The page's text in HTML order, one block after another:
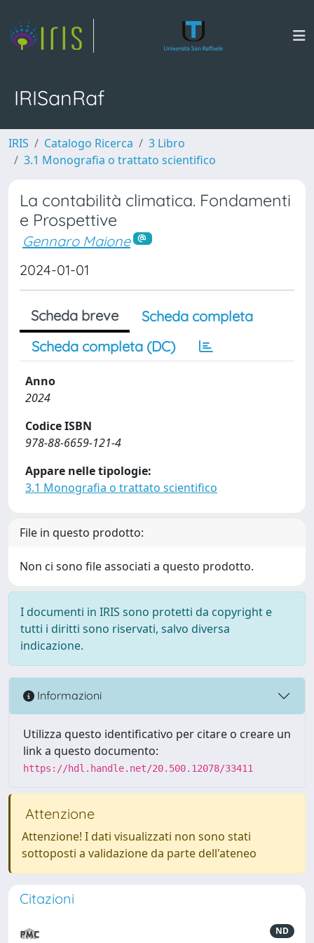
IRISanRaf
IRIS Catalogo Ricerca
3 Libro
3.1 Monografia o trattato scientifico
La contabilità climatica. Fondamenti
e Prospettive
Gennaro Maione
2024-01-01
Scheda breve
Scheda completa
Scheda completa (DC)
Anno
2024
Codice ISBN
978-88-6659-121-4
Appare nelle tipologie:
3.1 Monografia o trattato scientifico
File in questo prodotto:
Non ci sono file associati a questo prodotto.
I documenti in IRIS sono protetti da copyright e
tutti i diritti sono riservati, salvo diversa
indicazione.
Informazioni
Utilizza questo identificativo per citare o creare un
link a questo documento:
https://hdl.handle.net/20.500.12078/33411
Attenzione
Attenzione! I dati visualizzati non sono stati
sottoposti a validazione da parte dell'ateneo
Citazioni
ND